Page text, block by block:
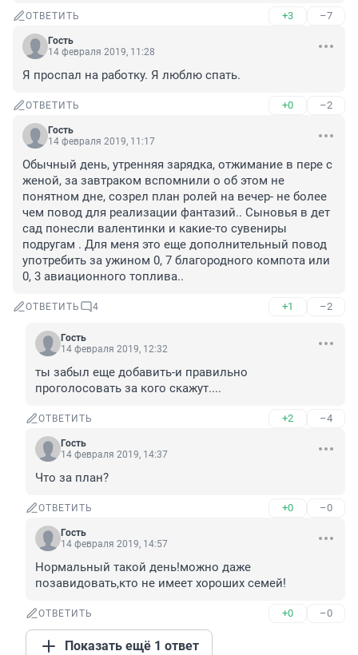
ОТВЕТИТЬ +3 –7
Гость
14 февраля 2019, 11:28
Я проспал на работку. Я люблю спать.
ОТВЕТИТЬ +0 –2
Гость
14 февраля 2019, 11:17
Обычный день, утренняя зарядка, отжимание в пере с
женой, за завтраком вспомнили о об этом не
понятном дне, созрел план ролей на вечер- не более
чем повод для реализации фантазий.. Сыновья в дет
сад понесли валентинки и какие-то сувениры
подругам . Для меня это еще дополнительный повод
употребить за ужином 0, 7 благородного компота или
0, 3 авиационного топлива..
ОТВЕТИТЬ 4 +1 –2
Гость
14 февраля 2019, 12:32
ты забыл еще добавить-и правильно
проголосовать за кого скажут....
ОТВЕТИТЬ +2 –4
Гость
14 февраля 2019, 14:37
Что за план?
ОТВЕТИТЬ +0 –0
Гость
14 февраля 2019, 14:57
Нормальный такой день!можно даже
позавидовать,кто не имеет хороших семей!
ОТВЕТИТЬ +0 –0
Показать ещё 1 ответ